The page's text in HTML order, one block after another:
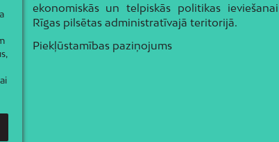
ekonomiskās un telpiskās politikas ieviešanai
Rīgas pilsētas administratīvajā teritorijā.
Piekļūstamības paziņojums